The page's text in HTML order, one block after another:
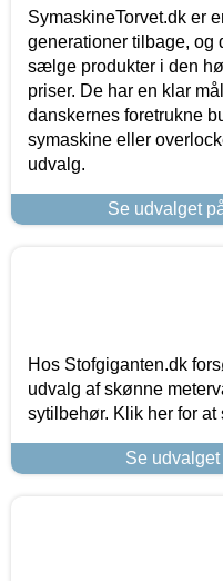
SymaskineTorvet.dk er
generationer tilbage,
sælge produkter i den
priser. De har en klar
danskernes foretrukne
symaskine eller
udvalg.
Se udvalget
Hos Stofgiganten.dk
udvalg af skønne
sytilbehør. Klik her for at
Se